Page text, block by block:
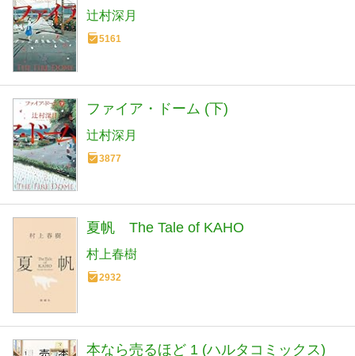
辻村深月
5161
ファイア・ドーム (下)
辻村深月
3877
夏帆 The Tale of KAHO
村上春樹
2932
本なら売るほど 1 (ハルタコミックス)